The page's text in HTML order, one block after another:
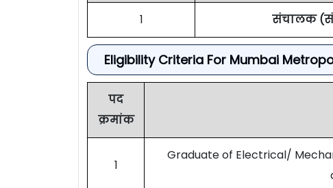
1 संचालक
Eligibility Criteria For Mumbai
पद
क्रमांक
1
Graduate of Electrical/